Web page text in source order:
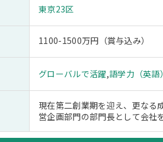
東京23区
1100-1500万円（賞与込み）
グローバルで活躍,語学力（英語
現在第二創業期を迎え、更なる
営企画部門の部門長として会社